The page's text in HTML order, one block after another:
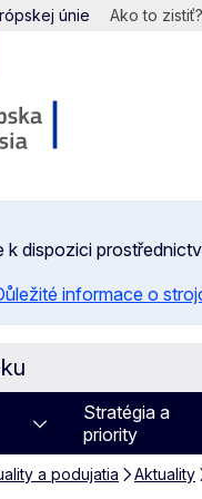
únie Ako to zistiť?
k dispozici
informace o
Stratégia a
priority
a podujatia Aktuality